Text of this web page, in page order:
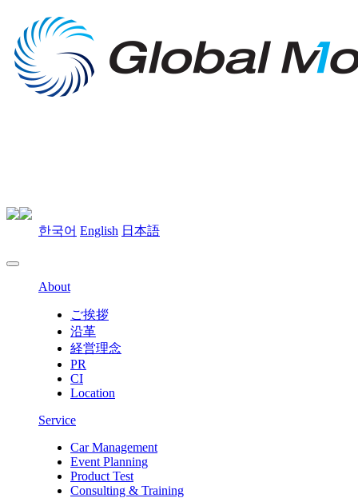
한국어 English 日本語
About
ご挨拶
沿革
経営理念
PR
CI
Location
Service
Car Management
Event Planning
Product Test
Consulting & Training